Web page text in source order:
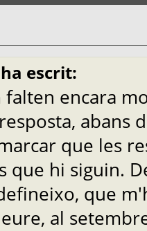
escrit:
falten encara
abans
que les
que hi siguin.
que
al